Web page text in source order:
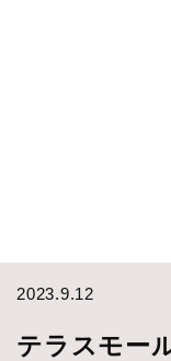
2023.9.12
テラスモー